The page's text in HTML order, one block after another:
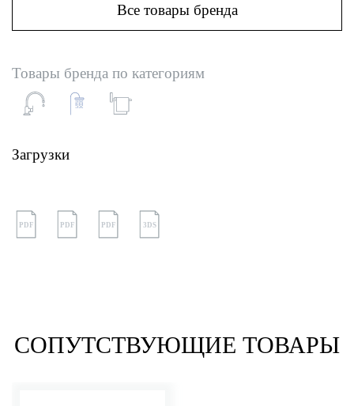
Все товары бренда
Товары бренда по категориям
Загрузки
PDF PDF PDF 3DS
СОПУТСТВУЮЩИЕ ТОВАРЫ